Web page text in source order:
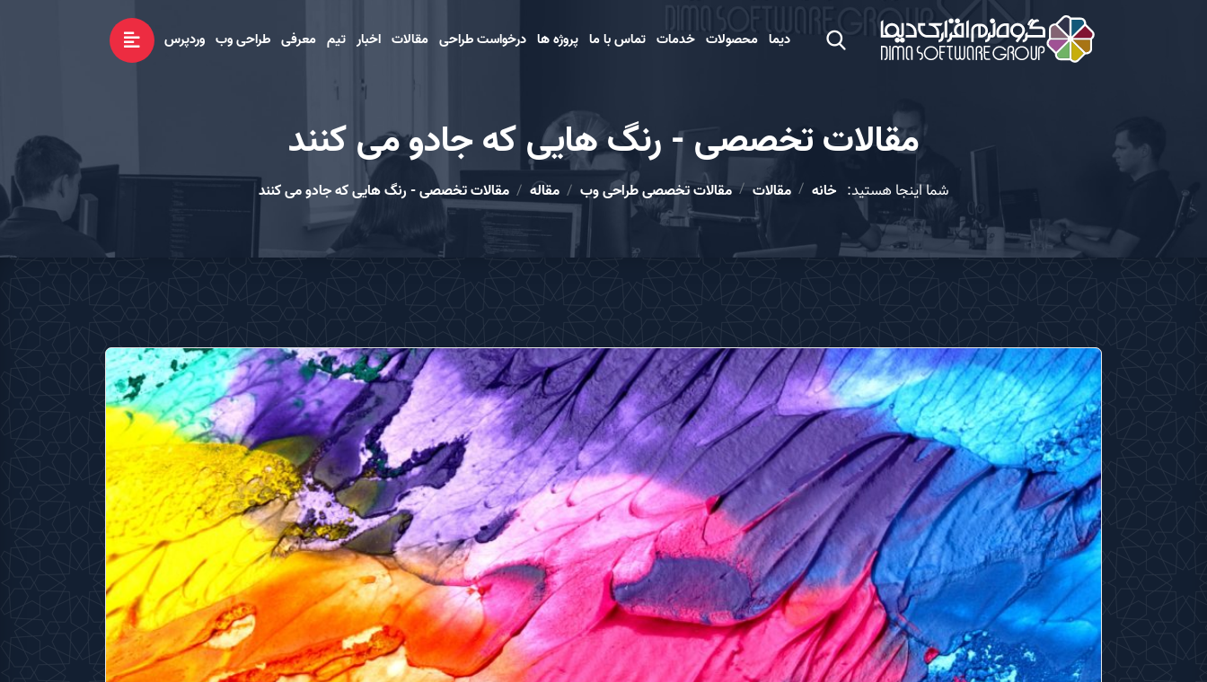
دیما محصولات خدمات تماس با ما پروژه ها درخواست طراحی مقالات اخبار تیم معرفی طراحی وب وردپرس
مقالات تخصصی - رنگ هایی كه جادو می كنند
شما اینجا هستید: خانه مقالات مقالات تخصصی طراحی وب مقاله مقالات تخصصی - رنگ هایی كه جادو می كنند